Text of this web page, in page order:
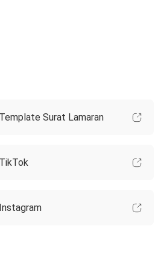
Template Surat Lamaran
TikTok
Instagram